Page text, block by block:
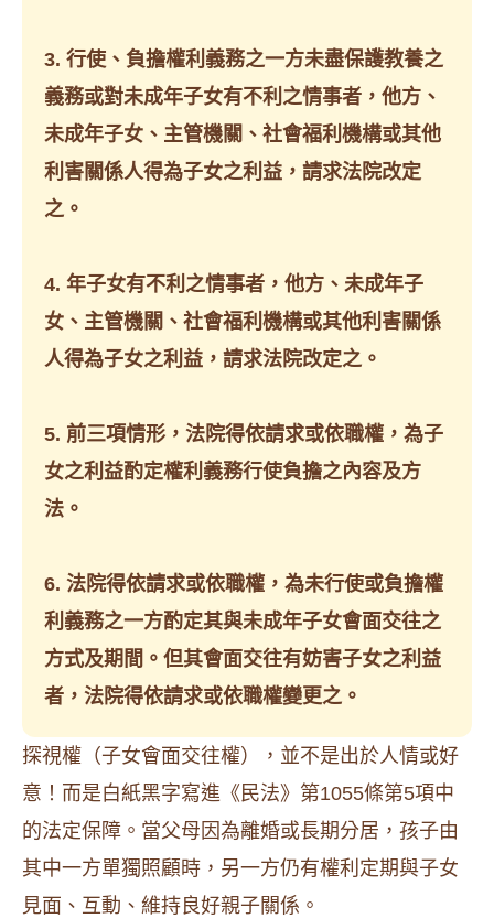
3. 行使、負擔權利義務之一方未盡保護教養之
義務或對未成年子女有不利之情事者，他方、
未成年子女、主管機關、社會福利機構或其他
利害關係人得為子女之利益，請求法院改定
之。
4. 年子女有不利之情事者，他方、未成年子
女、主管機關、社會福利機構或其他利害關係
人得為子女之利益，請求法院改定之。
5. 前三項情形，法院得依請求或依職權，為子
女之利益酌定權利義務行使負擔之內容及方
法。
6. 法院得依請求或依職權，為未行使或負擔權
利義務之一方酌定其與未成年子女會面交往之
方式及期間。但其會面交往有妨害子女之利益
者，法院得依請求或依職權變更之。
探視權（子女會面交往權），並不是出於人情或好
意！而是白紙黑字寫進《民法》第1055條第5項中
的法定保障。當父母因為離婚或長期分居，孩子由
其中一方單獨照顧時，另一方仍有權利定期與子女
見面、互動、維持良好親子關係。